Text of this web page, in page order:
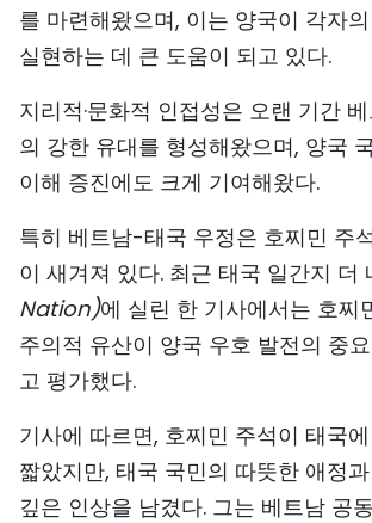
인포그래픽
회사 소개
ENGLISH
中文
РУССКИЙ
ESPAÑOL
를 마련해왔으며, 이는 양국이 각자
실현하는 데 큰 도움이 되고 있다.
지리적·문화적 인접성은 오랜 기간
의 강한 유대를 형성해왔으며, 양국
이해 증진에도 크게 기여해왔다.
특히 베트남-태국 우정은 호찌민 주
이 새겨져 있다. 최근 태국 일간지 더
Nation)에 실린 한 기사에서는 호찌
주의적 유산이 양국 우호 발전의 중
고 평가했다.
기사에 따르면, 호찌민 주석이 태국
짧았지만, 태국 국민의 따뜻한 애정
깊은 인상을 남겼다. 그는 베트남 공